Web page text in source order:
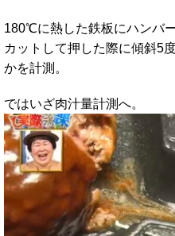
180℃に熱した鉄板にハンバ
カットして押した際に傾斜5
かを計測。
ではいざ肉汁量計測へ。